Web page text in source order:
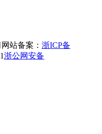
网站备案： 浙ICP备
浙公网安备